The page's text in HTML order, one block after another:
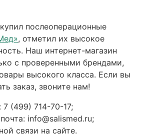
послеоперационные
, отметил их высокое
Наш интернет-магазин
с проверенными брендами,
высокого класса. Если вы
заказ, звоните нам!
(499) 714-70-17;
info@salismed.ru;
связи на сайте.